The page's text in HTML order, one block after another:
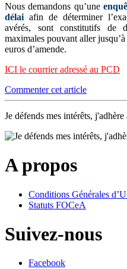
Nous demandons qu’une
délai afin de déterminer
avérés, sont constitutifs de
maximales pouvant aller
euros d’amende.
ICI le courrier adressé au PCD
Commenter cet article
Je défends mes intérêts, j'adhère
A propos
Conditions Générales
Statuts FOCeA
Suivez-nous
Facebook